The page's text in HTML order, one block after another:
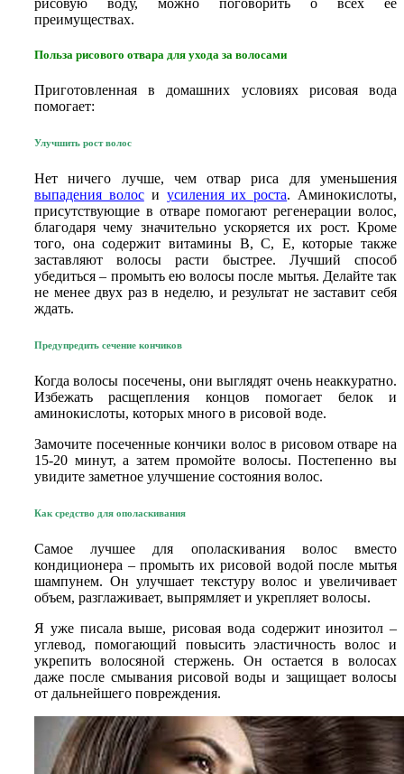
преимуществах.
Польза рисового отвара для ухода за волосами
Приготовленная в домашних условиях рисовая вода
помогает:
Улучшить рост волос
Нет ничего лучше, чем отвар риса для уменьшения
выпадения волоси усиления их роста. Аминокислоты,
присутствующие в отваре помогают регенерации волос,
благодаря чему значительно ускоряется их рост. Кроме
того, она содержит витамины В, С, Е, которые также
заставляют волосы расти быстрее. Лучший способ
убедиться – промыть ею волосы после мытья. Делайте так
не менее двух раз в неделю, и результат не заставит себя
ждать.
Предупредить сечение кончиков
Когда волосы посечены, они выглядят очень неаккуратно.
Избежать расщепления концов помогает белок и
аминокислоты, которых много в рисовой воде.
Замочите посеченные кончики волос в рисовом отваре на
15-20 минут, а затем промойте волосы. Постепенно вы
увидите заметное улучшение состояния волос.
Как средство для ополаскивания
Самое лучшее для ополаскивания волос вместо
кондиционера – промыть их рисовой водой после мытья
шампунем. Он улучшает текстуру волос и увеличивает
объем, разглаживает, выпрямляет и укрепляет волосы.
Я уже писала выше, рисовая вода содержит инозитол –
углевод, помогающий повысить эластичность волос и
укрепить волосяной стержень. Он остается в волосах
даже после смывания рисовой воды и защищает волосы
от дальнейшего повреждения.